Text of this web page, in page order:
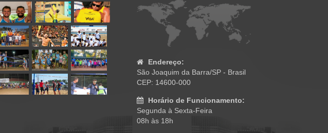
Endereço:
São Joaquim da Barra/SP - Brasil
CEP: 14600-000
Horário de Funcionamento:
Segunda à Sexta-Feira
08h às 18h